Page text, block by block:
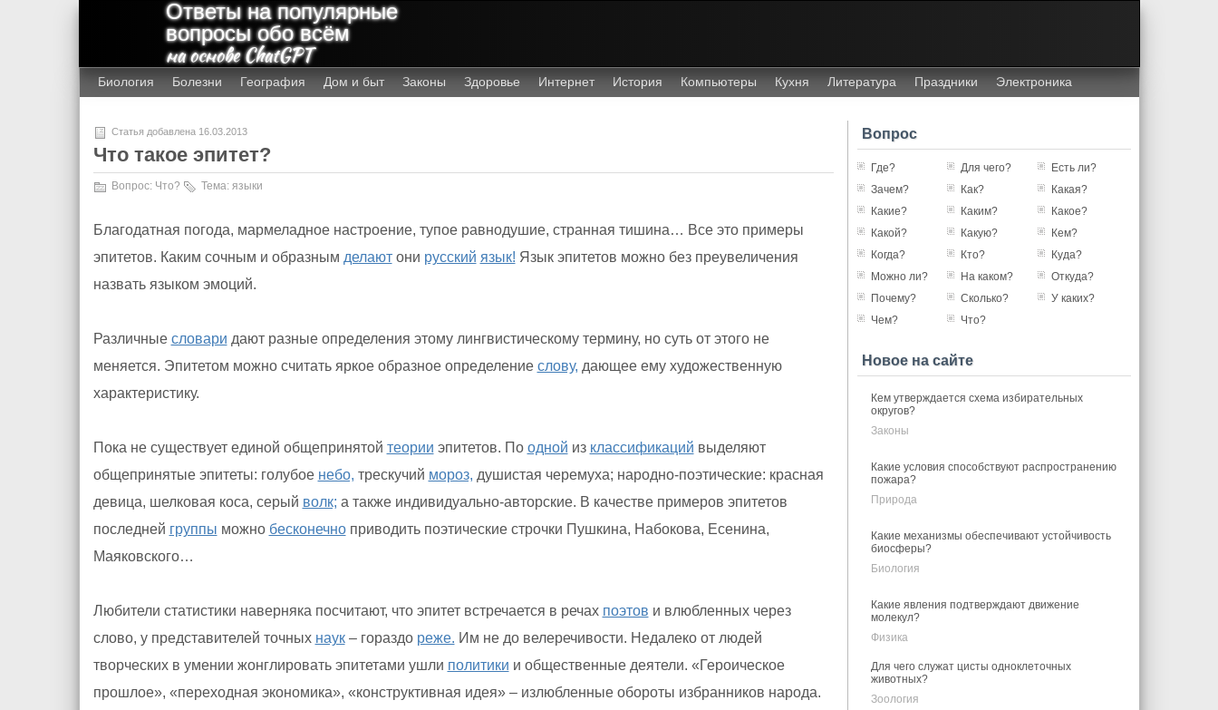
Ответы на популярные
вопросы обо всём
на основе ChatGPT
Биология Болезни География Дом и быт Законы Здоровье Интернет История Компьютеры Кухня Литература Праздники Электроника
Статья добавлена 16.03.2013
Что такое эпитет?
Вопрос: Что? Тема: языки
Благодатная погода, мармеладное настроение, тупое равнодушие, странная тишина… Все это примеры
эпитетов. Каким сочным и образным делаютони русский язык! Язык эпитетов можно без преувеличения
назвать языком эмоций.
Различные словари дают разные определения этому лингвистическому термину, но суть от этого не
меняется. Эпитетом можно считать яркое образное определение слову, дающее ему художественную
характеристику.
Пока не существует единой общепринятой теории эпитетов. По одной из классификаций выделяют
общепринятые эпитеты: голубое небо, трескучий мороз, душистая черемуха; народно-поэтические: красная
девица, шелковая коса, серый волк; а также индивидуально-авторские. В качестве примеров эпитетов
последней группы можно бесконечноприводить поэтические строчки Пушкина, Набокова, Есенина,
Маяковского…
Любители статистики наверняка посчитают, что эпитет встречается в речах поэтов и влюбленных через
слово, у представителей точных наук– гораздо реже. Им не до велеречивости. Недалеко от людей
творческих в умении жонглировать эпитетами ушли политики и общественные деятели. «Героическое
прошлое», «переходная экономика», «конструктивная идея» – излюбленные обороты избранников народа.
Вопрос
Где? Для чего?
Есть ли?
Зачем?
Как?
Какая?
Какие?
Каким?
Какое?
Какой?
Какую?
Кем?
Когда?
Кто?
Куда?
Можно ли?
На каком?
Откуда?
Почему?
Сколько?
У каких?
Чем?
Что?
Новое на сайте
Кем утверждается схема избирательных
округов?
Законы
Какие условия способствуют распространению
пожара?
Природа
Какие механизмы обеспечивают устойчивость
биосферы?
Биология
Какие явления подтверждают движение
молекул?
Физика
Для чего служат цисты одноклеточных
животных?
Зоология